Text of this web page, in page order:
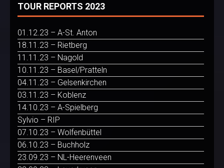
TOUR REPORTS 2023
01.12.23 – A-St. Anton
18.11.23 – Rietberg
11.11.23 – Nagold
10.11.23 – Basel/Pratteln
04.11.23 – Gelsenkirchen
03.11.23 – Koblenz
14.10.23 – A-Spielberg
Sylvio – RIP
07.10.23 – Wolfenbüttel
06.10.23 – Buchholz
23.09.23 – NL-Heerenveen